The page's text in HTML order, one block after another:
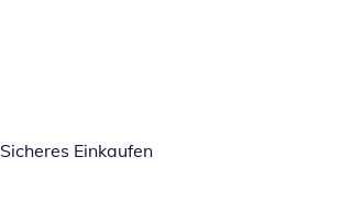
Sicheres Einkaufen